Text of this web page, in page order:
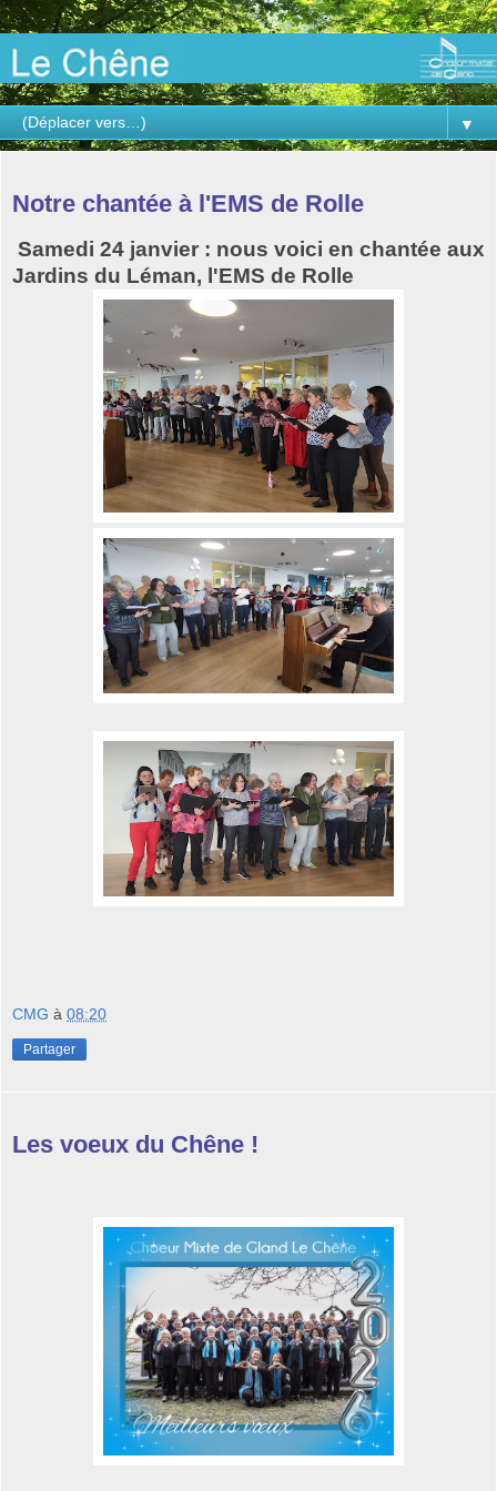
▼
Notre chantée à l'EMS de Rolle
Samedi 24 janvier : nous voici en chantée aux
Jardins du Léman, l'EMS de Rolle
CMG à 08:20
Partager
Les voeux du Chêne !